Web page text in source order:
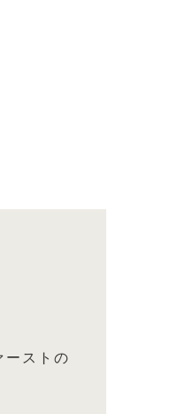
ーストの